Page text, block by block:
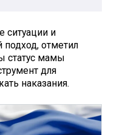
ситуации и
отметил
статус мамы
для
наказания.